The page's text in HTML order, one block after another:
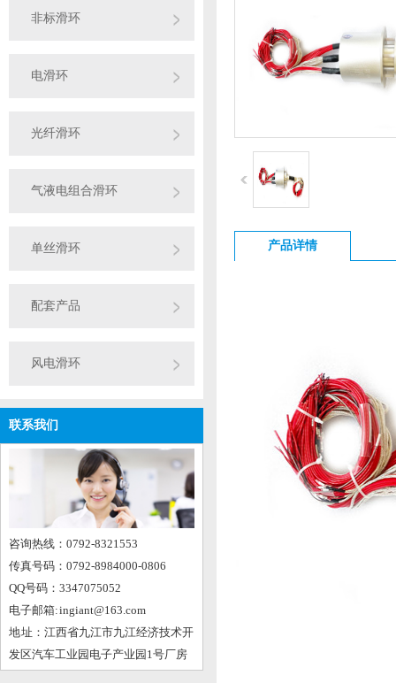
非标滑环
电滑环
光纤滑环
气液电组合滑环
单丝滑环
配套产品
风电滑环
联系我们
咨询热线：0792-8321553
传真号码：0792-8984000-0806
QQ号码：3347075052
电子邮箱: ingiant@163.com
地 址：江西省九江市九江经济技术开
发区汽车工业园电子产业园1号厂房
产品详情